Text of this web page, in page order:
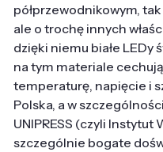
półprzewodnikowym,
ale o trochę innych
dzięki niemu białe LEDy
na tym materiale
temperaturę, napięcie i
Polska, a w
UNIPRESS (czyli Instytut
szczególnie bogate